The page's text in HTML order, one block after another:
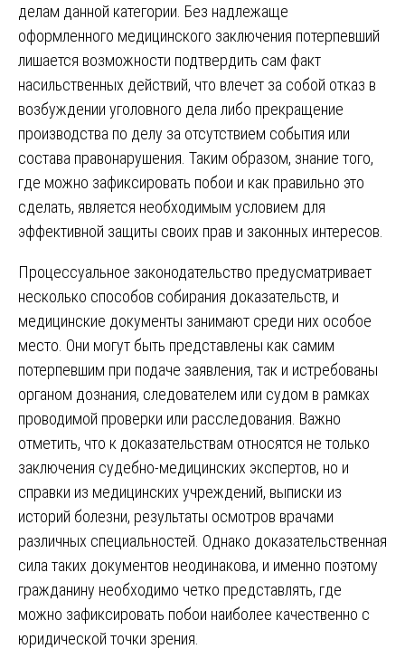
делам данной категории. Без надлежаще
оформленного медицинского заключения потерпевший
лишается возможности подтвердить сам факт
насильственных действий, что влечет за собой отказ в
возбуждении уголовного дела либо прекращение
производства по делу за отсутствием события или
состава правонарушения. Таким образом, знание того,
где можно зафиксировать побои и как правильно это
сделать, является необходимым условием для
эффективной защиты своих прав и законных интересов.
Процессуальное законодательство предусматривает
несколько способов собирания доказательств, и
медицинские документы занимают среди них особое
место. Они могут быть представлены как самим
потерпевшим при подаче заявления, так и истребованы
органом дознания, следователем или судом в рамках
проводимой проверки или расследования. Важно
отметить, что к доказательствам относятся не только
заключения судебно-медицинских экспертов, но и
справки из медицинских учреждений, выписки из
историй болезни, результаты осмотров врачами
различных специальностей. Однако доказательственная
сила таких документов неодинакова, и именно поэтому
гражданину необходимо четко представлять, где
можно зафиксировать побои наиболее качественно с
юридической точки зрения.